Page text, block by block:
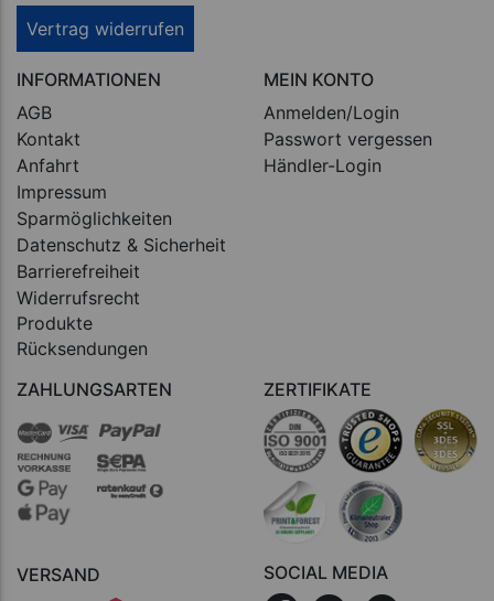
Vertrag widerrufen
INFORMATIONEN
AGB
Kontakt
Anfahrt
Impressum
Sparmöglichkeiten
Datenschutz & Sicherheit
Barrierefreiheit
Widerrufsrecht
Produkte
Rücksendungen
MEIN KONTO
Anmelden/Login
Passwort vergessen
Händler-Login
ZAHLUNGSARTEN
VERSAND
ZERTIFIKATE
SOCIAL MEDIA